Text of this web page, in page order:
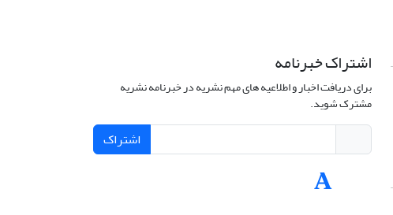
اشتراک خبرنامه
برای دریافت اخبار و اطلاعیه های مهم نشریه در خبرنامه نشریه
مشترک شوید.
اشتراک